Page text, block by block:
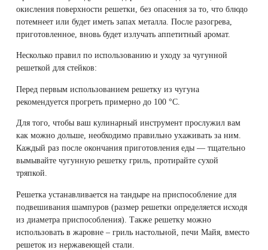
окисления поверхности решетки, без опасения за то, что блюдо
потемнеет или будет иметь запах металла. После разогрева,
приготовленное, вновь будет излучать аппетитный аромат.
Несколько правил по использованию и уходу за чугунной
решеткой для стейков:
Перед первым использованием решетку из чугуна
рекомендуется прогреть примерно до 100 °С.
Для того, чтобы ваш кулинарный инструмент прослужил вам
как можно дольше, необходимо правильно ухаживать за ним.
Каждый раз после окончания приготовления еды — тщательно
вымывайте чугунную решетку гриль, протирайте сухой
тряпкой.
Решетка устанавливается на тандыре на приспособление для
подвешивания шампуров (размер решетки определяется исходя
из диаметра приспособления). Также решетку можно
использовать в жаровне – гриль настольной, печи Майя, вместо
решеток из нержавеющей стали.